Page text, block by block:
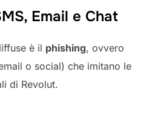
Email e Chat
è il phishing, ovvero
o social) che imitano le
di Revolut.